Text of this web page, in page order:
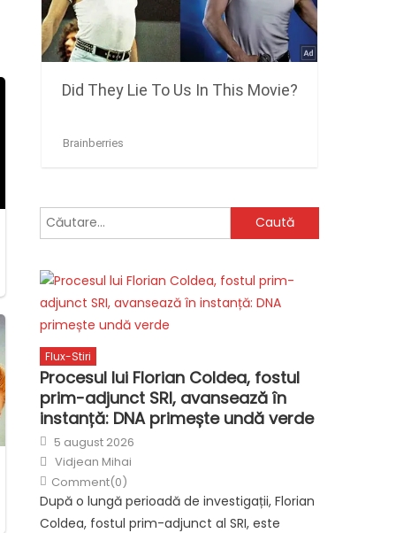
Caută
după:
Flux-Stiri
Procesul lui Florian Coldea, fostul
prim-adjunct SRI, avansează în
instanță: DNA primește undă verde
Posted
on
5 august 2026
Author
Vidjean Mihai
Comment(0)
După o lungă perioadă de investigații, Florian
Coldea, fostul prim-adjunct al SRI, este